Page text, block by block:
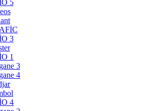
5
3
1
3
4
4